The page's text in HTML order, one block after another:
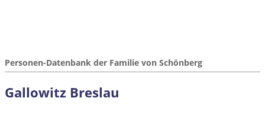
Personen-Datenbank der Familie von Schönberg
Gallowitz Breslau